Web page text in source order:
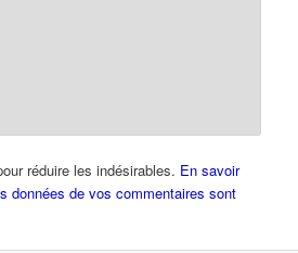
réduire les indésirables. En savoir
données de vos commentaires sont